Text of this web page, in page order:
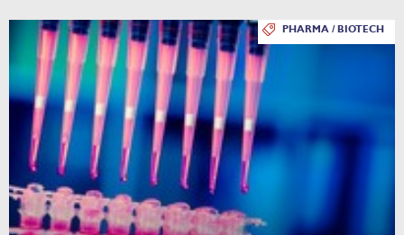
PHARMA / BIOTECH